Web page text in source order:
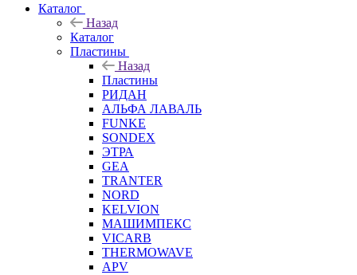
Каталог
Назад
Каталог
Пластины
Назад
Пластины
РИДАН
АЛЬФА ЛАВАЛЬ
FUNKE
SONDEX
ЭТРА
GEA
TRANTER
NORD
KELVION
МАШИМПЕКС
VICARB
THERMOWAVE
APV